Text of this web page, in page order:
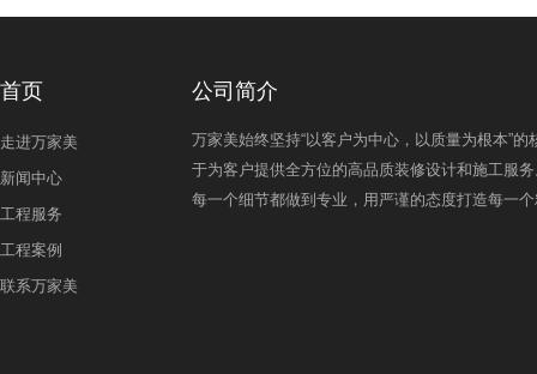
首页
走进万家美
新闻中心
工程服务
工程案例
联系万家美
公司简介
万家美始终坚持“以客户为中心，以质量为根本”的
于为客户提供全方位的高品质装修设计和施工服
每一个细节都做到专业，用严谨的态度打造每一